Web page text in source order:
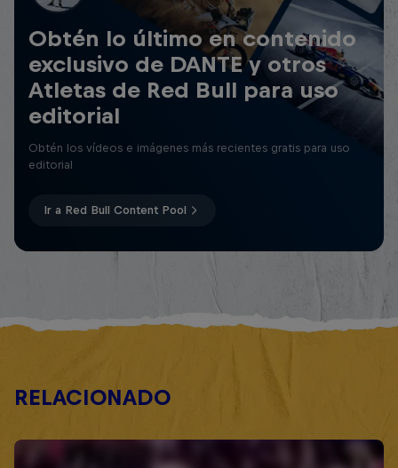
Obtén lo último en contenido
exclusivo de DANTE y otros
Atletas de Red Bull para uso
editorial
Obtén los vídeos e imágenes más recientes gratis para uso
editorial
Ir a Red Bull Content Pool
RELACIONADO